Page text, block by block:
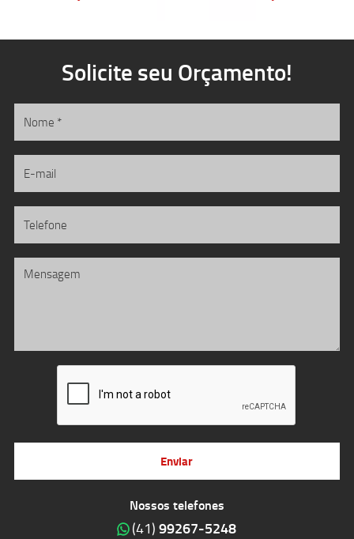
Nossos telefones
(41) 99267-5248
Solicite seu Orçamento!
Enviar